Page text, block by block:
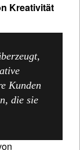
Kreativität
Kunden
die sie